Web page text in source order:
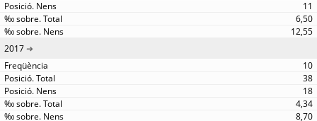
11
6,50
12,55
2017
10
38
18
4,34
8,70